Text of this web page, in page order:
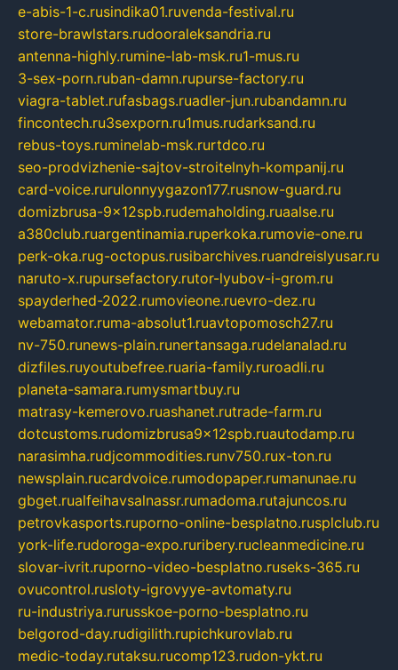
e-abis-1-c.rusindika01.ruvenda-festival.ru
store-brawlstars.rudooraleksandria.ru
antenna-highly.rumine-lab-msk.ru1-mus.ru
3-sex-porn.ruban-damn.rupurse-factory.ru
viagra-tablet.rufasbags.ruadler-jun.rubandamn.ru
fincontech.ru3sexporn.ru1mus.rudarksand.ru
rebus-toys.ruminelab-msk.rurtdco.ru
seo-prodvizhenie-sajtov-stroitelnyh-kompanij.ru
card-voice.rurulonnyygazon177.rusnow-guard.ru
domizbrusa-9x12spb.rudemaholding.ruaalse.ru
a380club.ruargentinamia.ruperkoka.rumovie-one.ru
perk-oka.rug-octopus.rusibarchives.ruandreislyusar.ru
naruto-x.rupursefactory.rutor-lyubov-i-grom.ru
spayderhed-2022.rumovieone.ruevro-dez.ru
webamator.ruma-absolut1.ruavtopomosch27.ru
nv-750.runews-plain.runertansaga.rudelanalad.ru
dizfiles.ruyoutubefree.ruaria-family.ruroadli.ru
planeta-samara.rumysmartbuy.ru
matrasy-kemerovo.ruashanet.rutrade-farm.ru
dotcustoms.rudomizbrusa9x12spb.ruautodamp.ru
narasimha.rudjcommodities.runv750.rux-ton.ru
newsplain.rucardvoice.rumodopaper.rumanunae.ru
gbget.rualfeihavsalnassr.rumadoma.rutajuncos.ru
petrovkasports.ruporno-online-besplatno.rusplclub.ru
york-life.rudoroga-expo.ruribery.rucleanmedicine.ru
slovar-ivrit.ruporno-video-besplatno.ruseks-365.ru
ovucontrol.rusloty-igrovyye-avtomaty.ru
ru-industriya.rurusskoe-porno-besplatno.ru
belgorod-day.rudigilith.rupichkurovlab.ru
medic-today.rutaksu.rucomp123.rudon-ykt.ru